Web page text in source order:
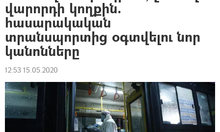
վարորդի կողքին.
հասարակական
տրանսպորտից օգտվելու նոր
կանոնները
12:53 15.05.2020